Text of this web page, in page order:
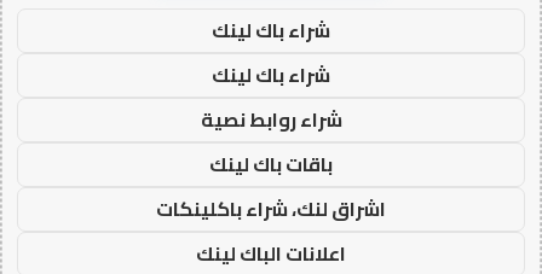
شراء باك لينك
شراء باك لينك
شراء روابط نصية
باقات باك لينك
اشراق لنك، شراء باكلينكات
اعلانات الباك لينك